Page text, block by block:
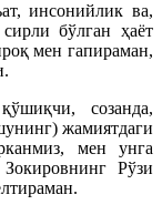
инсонийлик ва,
бўлган ҳаёт
мен гапираман,
созанда,
жамиятдаги
мен унга
Рўзи